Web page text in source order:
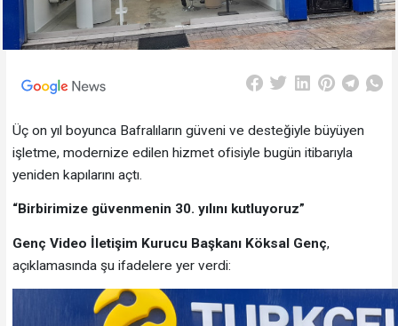
Üç on yıl boyunca Bafralıların güveni ve desteğiyle büyüyen
işletme, modernize edilen hizmet ofisiyle bugün itibarıyla
yeniden kapılarını açtı.
“Birbirimize güvenmenin 30. yılını kutluyoruz”
Genç Video İletişim Kurucu Başkanı Köksal Genç,
açıklamasında şu ifadelere yer verdi: